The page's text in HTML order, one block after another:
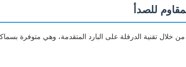
البارد المتقدمة، وهي متوفرة بسماكة تتراوح من 0.1 مم إلى 50 مم للتطبيقات الصناعية